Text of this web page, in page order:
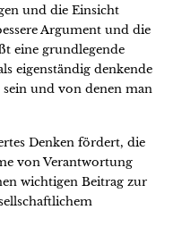
und die Einsicht
Argument und die
eine grundlegende
eigenständig denkende
und von denen man
Denken fördert, die
von Verantwortung
wichtigen Beitrag zur